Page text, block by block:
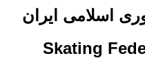
اسلامی ایران
Skating